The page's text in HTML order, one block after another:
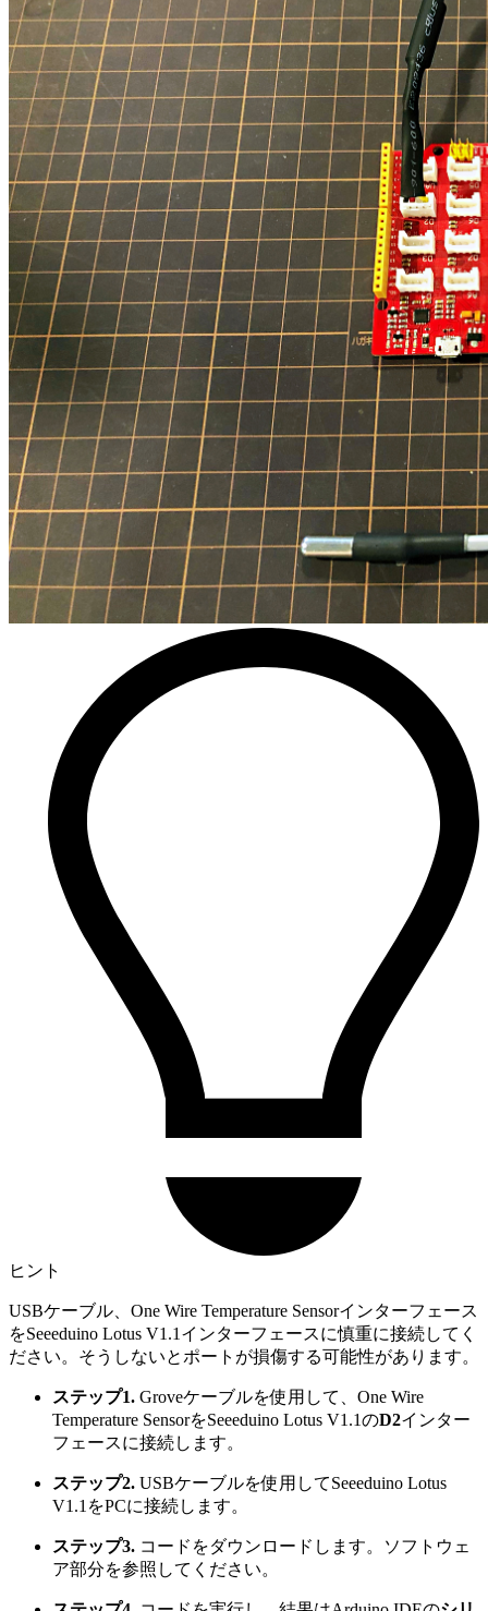
ヒント
USBケーブル、One Wire Temperature Sensorインターフェース
をSeeeduino Lotus V1.1インターフェースに慎重に接続してく
ださい。そうしないとポートが損傷する可能性があります。
ステップ1. Groveケーブルを使用して、One Wire
Temperature SensorをSeeeduino Lotus V1.1のD2インター
フェースに接続します。
ステップ2. USBケーブルを使用してSeeeduino Lotus
V1.1をPCに接続します。
ステップ3. コードをダウンロードします。ソフトウェ
ア部分を参照してください。